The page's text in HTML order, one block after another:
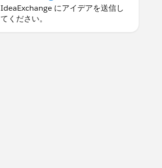
IdeaExchange にアイデアを送信し
てください。